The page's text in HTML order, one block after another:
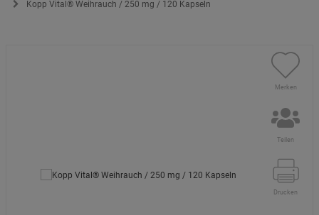
Kopp Vital® Weihrauch / 250 mg / 120 Kapseln
Merken
Teilen
Drucken